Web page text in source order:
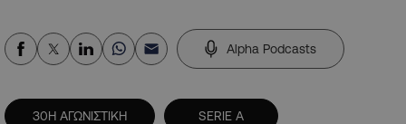
Alpha Podcasts
30Η ΑΓΩΝΙΣΤΙΚΗ SERIE A